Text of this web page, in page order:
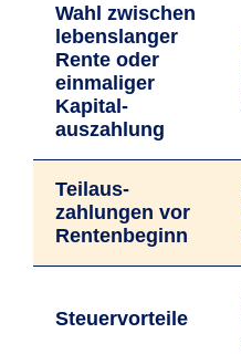
Wahl zwischen
lebens­langer
Rente oder
einmaliger
Kapital­
auszahlung
Teilaus­
zahlungen vor
Renten­beginn
Steuer­vorteile